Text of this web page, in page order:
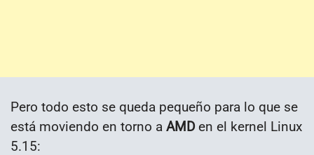
Pero todo esto se queda pequeño para lo que se
está moviendo en torno a AMDen el kernel Linux
5.15: